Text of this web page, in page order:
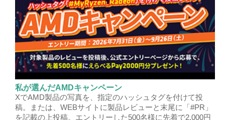
私が選んだAMDキャンペーン
XでAMD製品の写真を、指定のハッシュタグを付けて投
稿。または、WEBサイトに製品レビューと末尾に「#PR」
を記載の上投稿。エントリーした500名様に先着で2,000円